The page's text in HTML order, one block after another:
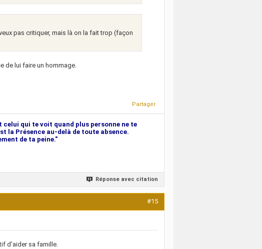
pas critiquer, mais là on la fait trop (façon
de lui faire un hommage.
Partager
qui te voit quand plus personne ne te
la Présence au-delà de toute absence.
de ta peine."
Réponse avec citation
#15
d'aider sa famille.